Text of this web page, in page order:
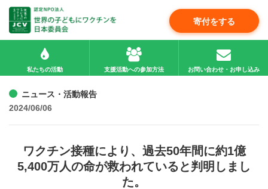
寄付をする
私たちの活動 支援活動への参加方法 お問い合わせ・お申し込み
ニュース・活動報告
2024/06/06
ワクチン接種により、過去50年間に約1億
5,400万人の命が救われていると判明しまし
た。